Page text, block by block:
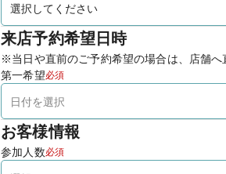
来店予約希望日時
※当日や直前のご予約希望の場合は、店舗へ
第一希望必須
お客様情報
参加人数必須